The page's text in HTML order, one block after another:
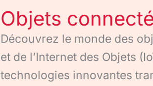
Objets
Découvrez le monde des
et de l’Internet des Objets
technologies innovantes